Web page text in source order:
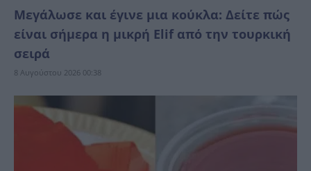
Μεγάλωσε και έγινε μια κούκλα: Δείτε πώς
είναι σήμερα η μικρή Elif από την τουρκική
σειρά
8 Αυγούστου 2026 00:38